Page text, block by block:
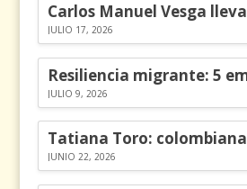
JULIO 17, 2026
JULIO 9, 2026
JUNIO 22, 2026